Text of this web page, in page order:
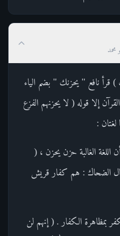
محمد
نافع " يحزنك " بضم الياء
إلا قوله ( لا يحزنهم الفزع
:
الغالبة حزن يحزن ، (
الضحاك : هم كفار قريش
بمظاهرة الكفار . ( إنهم لن